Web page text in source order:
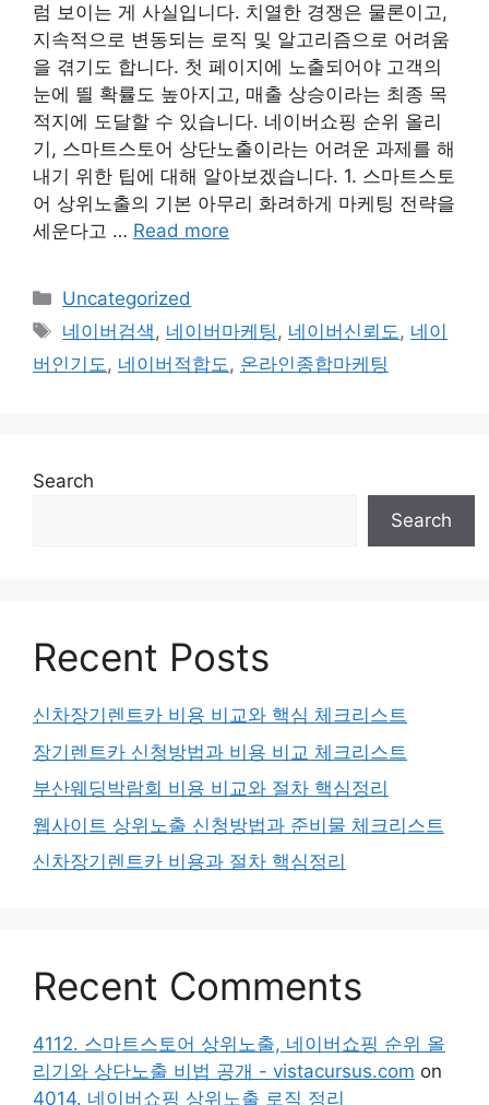
럼 보이는 게 사실입니다. 치열한 경쟁은 물론이고,
지속적으로 변동되는 로직 및 알고리즘으로 어려움
을 겪기도 합니다. 첫 페이지에 노출되어야 고객의
눈에 띌 확률도 높아지고, 매출 상승이라는 최종 목
적지에 도달할 수 있습니다. 네이버쇼핑 순위 올리
기, 스마트스토어 상단노출이라는 어려운 과제를 해
내기 위한 팁에 대해 알아보겠습니다. 1. 스마트스토
어 상위노출의 기본 아무리 화려하게 마케팅 전략을
세운다고 … Read more
Categories
Uncategorized
Tags
네이버검색, 네이버마케팅, 네이버신뢰도, 네이
버인기도, 네이버적합도, 온라인종합마케팅
Search
Search
Recent Posts
신차장기렌트카 비용 비교와 핵심 체크리스트
장기렌트카 신청방법과 비용 비교 체크리스트
부산웨딩박람회 비용 비교와 절차 핵심정리
웹사이트 상위노출 신청방법과 준비물 체크리스트
신차장기렌트카 비용과 절차 핵심정리
Recent Comments
4112. 스마트스토어 상위노출, 네이버쇼핑 순위 올
리기와 상단노출 비법 공개 - vistacursus.com on
4014. 네이버쇼핑 상위노출 로직 정리